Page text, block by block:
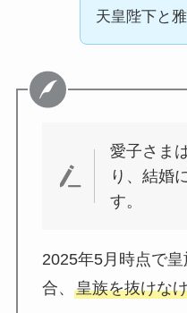
天皇陛下と
愛子さま
り、結婚
す。
2025年5月時点で
合、 皇族を抜けな